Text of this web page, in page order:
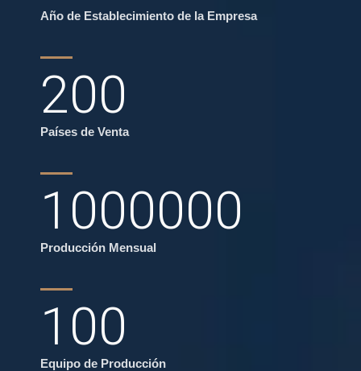
Año de Establecimiento de la Empresa
200
Países de Venta
1000000
Producción Mensual
100
Equipo de Producción